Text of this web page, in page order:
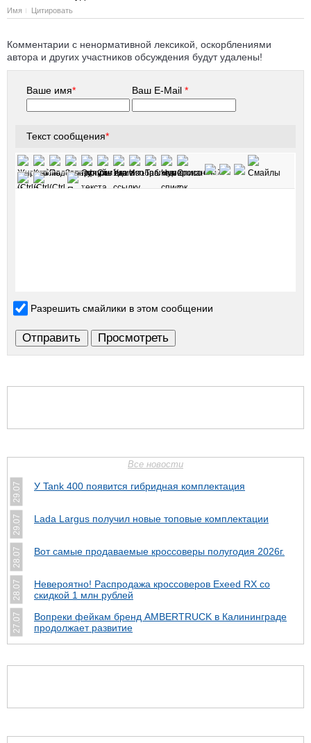
Имя Цитировать
Комментарии с ненормативной лексикой, оскорблениями
автора и других участников обсуждения будут удалены!
Ваше имя* Ваш E-Mail*
Текст сообщения*
Разрешить смайлики в этом сообщении
Все новости
29.07 У Tank 400 появится гибридная комплектация
29.07 Lada Largus получил новые топовые комплектации
28.07 Вот самые продаваемые кроссоверы полугодия 2026г.
28.07
Невероятно! Распродажа кроссоверов Exeed RX со
скидкой 1 млн рублей
27.07
Вопреки фейкам бренд AMBERTRUCK в Калининграде
продолжает развитие